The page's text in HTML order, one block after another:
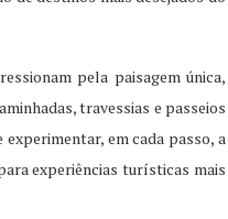
pela paisagem única,
travessias e passeios
em cada passo, a
experiências turísticas mais